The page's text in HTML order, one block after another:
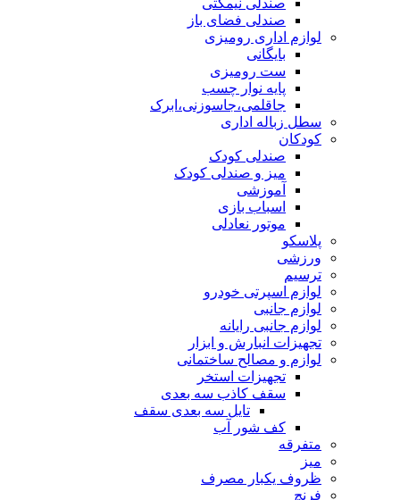
صندلی نیمکتی
صندلی فضای باز
لوازم اداری رومیزی
بایگانی
ست رومیزی
پایه نوار چسب
جاقلمی،جاسوزنی،ابرک
سطل زباله اداری
کودکان
صندلی کودک
میز و صندلی کودک
آموزشی
اسباب بازی
موتور نعادلی
پلاسکو
ورزشی
ترسیم
لوازم اسپرتی خودرو
لوازم جانبی
لوازم جانبی رایانه
تجهیزات انبارش و ابزار
لوازم و مصالح ساختمانی
تجهیزات استخر
سقف کاذب سه بعدی
تایل سه بعدی سقف
کف شور آب
متفرقه
میز
ظروف یکبار مصرف
فرنچ